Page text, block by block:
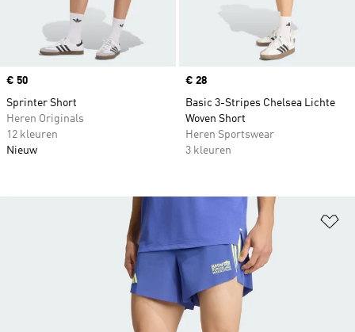
Price
€ 50
Sprinter Short
Heren Originals
12 kleuren
Nieuw
Price
€ 28
Basic 3-Stripes Chelsea Lichte
Woven Short
Heren Sportswear
3 kleuren